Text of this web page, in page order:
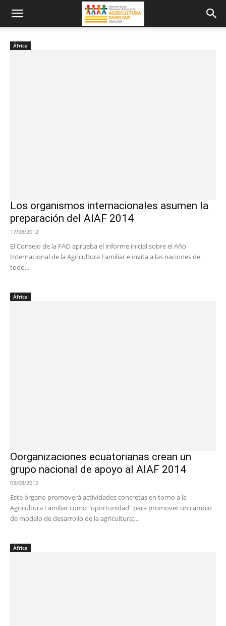
África
Los organismos internacionales asumen la
preparación del AIAF 2014
17/08/2012
El Consejo de la FAO aprueba el informe inicial sobre el Año
Internacional de la Agricultura Familiar e invita a las naciones de
todo...
África
Oorganizaciones ecuatorianas crean un
grupo nacional de apoyo al AIAF 2014
03/08/2012
Este órgano promoverá actividades concretas en torno a la
Agricultura Familiar como "oportunidad" para promover un cambio
de modelo de desarrollo de la agricultura;...
África